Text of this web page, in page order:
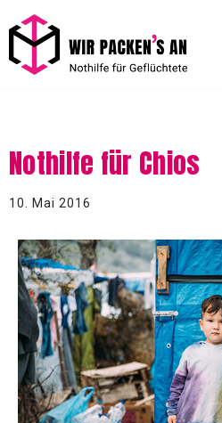
Zum
Inhalt
Nothilfe für Chios
10. Mai 2016